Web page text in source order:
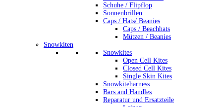
Schuhe / Flipflop
Sonnenbrillen
Caps / Hats/ Beanies
Caps / Beachhats
Mützen / Beanies
Snowkiten
Snowkites
Open Cell Kites
Closed Cell Kites
Single Skin Kites
Snowkiteharness
Bars and Handles
Reparatur und Ersatzteile